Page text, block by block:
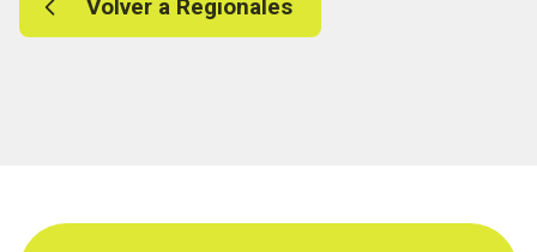
Volver a Regionales